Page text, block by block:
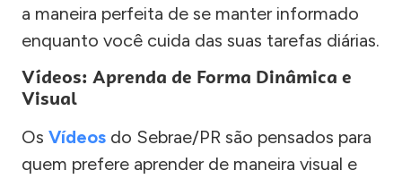
a maneira perfeita de se manter informado
enquanto você cuida das suas tarefas diárias.
Vídeos: Aprenda de Forma Dinâmica e
Visual
Os Vídeos do Sebrae/PR são pensados para
quem prefere aprender de maneira visual e